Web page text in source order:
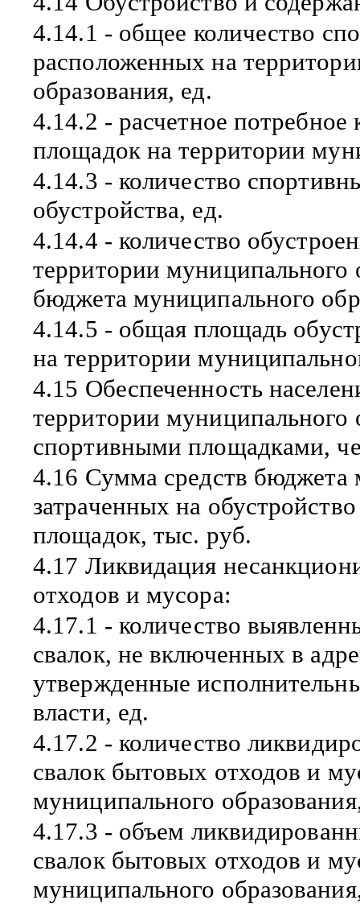
4.14.1 - общее количество
расположенных на
образования, ед.
4.14.2 - расчетное
площадок на территории
4.14.3 - количество
обустройства, ед.
4.14.4 - количество
территории муниципального
бюджета муниципального
4.14.5 - общая площадь
на территории
4.15 Обеспеченность
территории
спортивными площадками,
4.16 Сумма средств бюджета
затраченных на
площадок, тыс. руб.
4.17 Ликвидация
отходов и мусора:
4.17.1 - количество
свалок, не включенных в
утвержденные
власти, ед.
4.17.2 - количество
свалок бытовых отходов и
муниципального
4.17.3 - объем
свалок бытовых отходов и
муниципального